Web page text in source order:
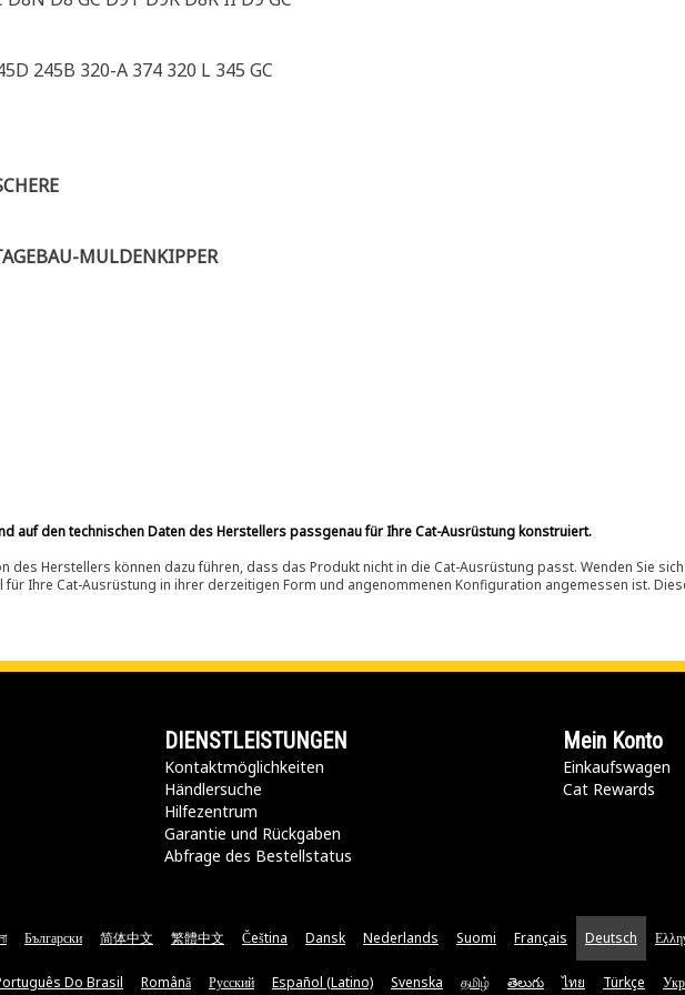
245B 320-A 374 320 L 345 GC
MULDENKIPPER
auf den technischen Daten des Herstellers passgenau für Ihre Cat-Ausrüstung konstruiert.
des Herstellers können dazu führen, dass das Produkt nicht in die Cat-Ausrüstung passt. Wenden Sie
Ihre Cat-Ausrüstung in ihrer derzeitigen Form und angenommenen Konfiguration angemessen ist.
DIENSTLEISTUNGEN
Kontaktmöglichkeiten​
Händlersuche
Hilfezentrum
Garantie und Rückgaben
Abfrage des Bestellstatus
Mein Konto
Einkaufswagen
Cat Rewards
Български 简体中文 繁體中文 Čeština Dansk Nederlands Suomi Français Deutsch
Do Brasil Română Русский Español (Latino) Svenska தமிழ் తెలుగు ไทย Türkçe